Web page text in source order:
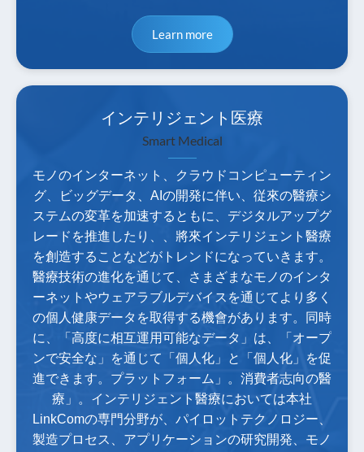
Learn more
インテリジェント医療
Smart Medical
モノのインターネット、クラウドコンピューティン
グ、ビッグデータ、AIの開発に伴い、従來の醫療シ
ステムの変革を加速するともに、デジタルアップグ
レードを推進したり、、將來インテリジェント醫療
を創造することなどがトレンドになっていきます。
醫療技術の進化を通じて、さまざまなモノのインタ
ーネットやウェアラブルデバイスを通じてより多く
の個人健康データを取得する機會があります。同時
に、「高度に相互運用可能なデータ」は、「オープ
ンで安全な」を通じて「個人化」と「個人化」を促
進できます。プラットフォーム」。消費者志向の醫
療」。インテリジェント醫療においては本社
LinkComの専門分野が、パイロットテクノロジー、
製造プロセス、アプリケーションの研究開発、モノ